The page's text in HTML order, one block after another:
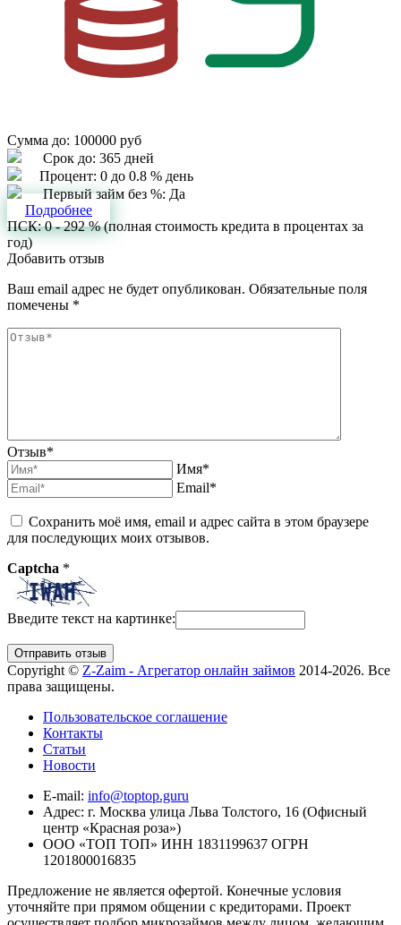
Сумма до: 100000 руб
Срок до: 365 дней
Процент: 0 до 0.8 % день
Первый займ без %: Да
Подробнее
ПСК: 0 - 292 % (полная стоимость кредита в процентах за
год)
Добавить отзыв
Ваш email адрес не будет опубликован. Обязательные поля
помечены *
Отзыв*
Имя*
Email*
Сохранить моё имя, email и адрес сайта в этом браузере
для последующих моих отзывов.
Captcha *
Введите текст на картинке:
Copyright © Z-Zaim - Агрегатор онлайн займов 2014-2026. Все
права защищены.
Пользовательское соглашение
Контакты
Статьи
Новости
E-mail: info@toptop.guru
Адрес: г. Москва улица Льва Толстого, 16 (Офисный
центр «Красная роза»)
ООО «ТОП ТОП» ИНН 1831199637 ОГРН
1201800016835
Предложение не является офертой. Конечные условия
уточняйте при прямом общении с кредиторами. Проект